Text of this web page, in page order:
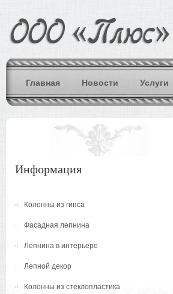
Главная Новости Услуги
Информация
Колонны из гипса
Фасадная лепнина
Лепнина в интерьере
Лепной декор
Колонны из стеклопластика